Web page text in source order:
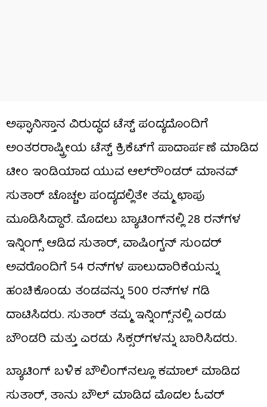
ಅಫ್ಘಾನಿಸ್ತಾನ ವಿರುದ್ಧದ ಟೆಸ್ಟ್ ಪಂದ್ಯದೊಂದಿಗೆ
ಅಂತರರಾಷ್ಟ್ರೀಯ ಟೆಸ್ಟ್ ಕ್ರಿಕೆಟ್‌ಗೆ ಪಾದಾರ್ಪಣೆ ಮಾಡಿದ
ಟೀಂ ಇಂಡಿಯಾದ ಯುವ ಆಲ್‌ರೌಂಡರ್ ಮಾನವ್
ಸುತಾರ್ ಚೊಚ್ಚಲ ಪಂದ್ಯದಲ್ಲಿತೇ ತಮ್ಮ ಛಾಪು
ಮೂಡಿಸಿದ್ದಾರೆ. ಮೊದಲು ಬ್ಯಾಟಿಂಗ್​ನಲ್ಲಿ 28 ರನ್​ಗಳ
ಇನ್ನಿಂಗ್ಸ್ ಆಡಿದ ಸುತಾರ್, ವಾಷಿಂಗ್ಟನ್ ಸುಂದರ್
ಅವರೊಂದಿಗೆ 54 ರನ್‌ಗಳ ಪಾಲುದಾರಿಕೆಯನ್ನು
ಹಂಚಿಕೊಂಡು ತಂಡವನ್ನು 500 ರನ್​ಗಳ ಗಡಿ
ದಾಟಿಸಿದರು. ಸುತಾರ್ ತಮ್ಮ ಇನ್ನಿಂಗ್ಸ್‌ನಲ್ಲಿ ಎರಡು
ಬೌಂಡರಿ ಮತ್ತು ಎರಡು ಸಿಕ್ಸರ್‌ಗಳನ್ನು ಬಾರಿಸಿದರು.
ಬ್ಯಾಟಿಂಗ್‌ ಬಳಿಕ ಬೌಲಿಂಗ್​ನಲ್ಲೂ ಕಮಾಲ್ ಮಾಡಿದ
ಸುತಾರ್, ತಾನು ಬೌಲ್ ಮಾಡಿದ ಮೊದಲ ಓವರ್​